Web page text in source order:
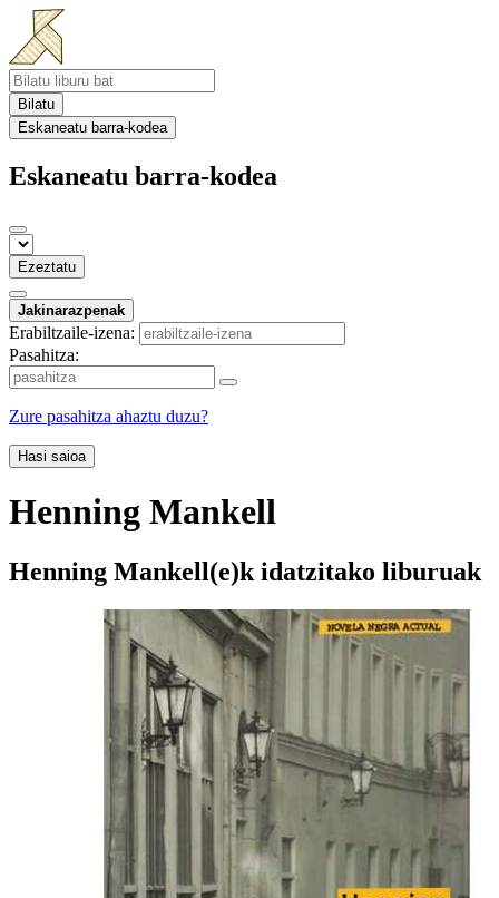
Bilatu
Eskaneatu barra-kodea
Eskaneatu barra-kodea
Ezeztatu
Jakinarazpenak
Erabiltzaile-izena:
Pasahitza:
Zure pasahitza ahaztu duzu?
Hasi saioa
Henning Mankell
Henning Mankell(e)k idatzitako liburuak